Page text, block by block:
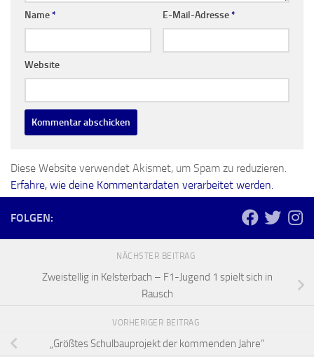
Name* E-Mail-Adresse*
Website
Diese Website verwendet Akismet, um Spam zu reduzieren.
Erfahre, wie deine Kommentardaten verarbeitet werden.
FOLGEN:
NÄCHSTER BEITRAG
Zweistellig in Kelsterbach – F1-Jugend 1 spielt sich in
Rausch
VORHERIGER BEITRAG
„Größtes Schulbauprojekt der kommenden Jahre“